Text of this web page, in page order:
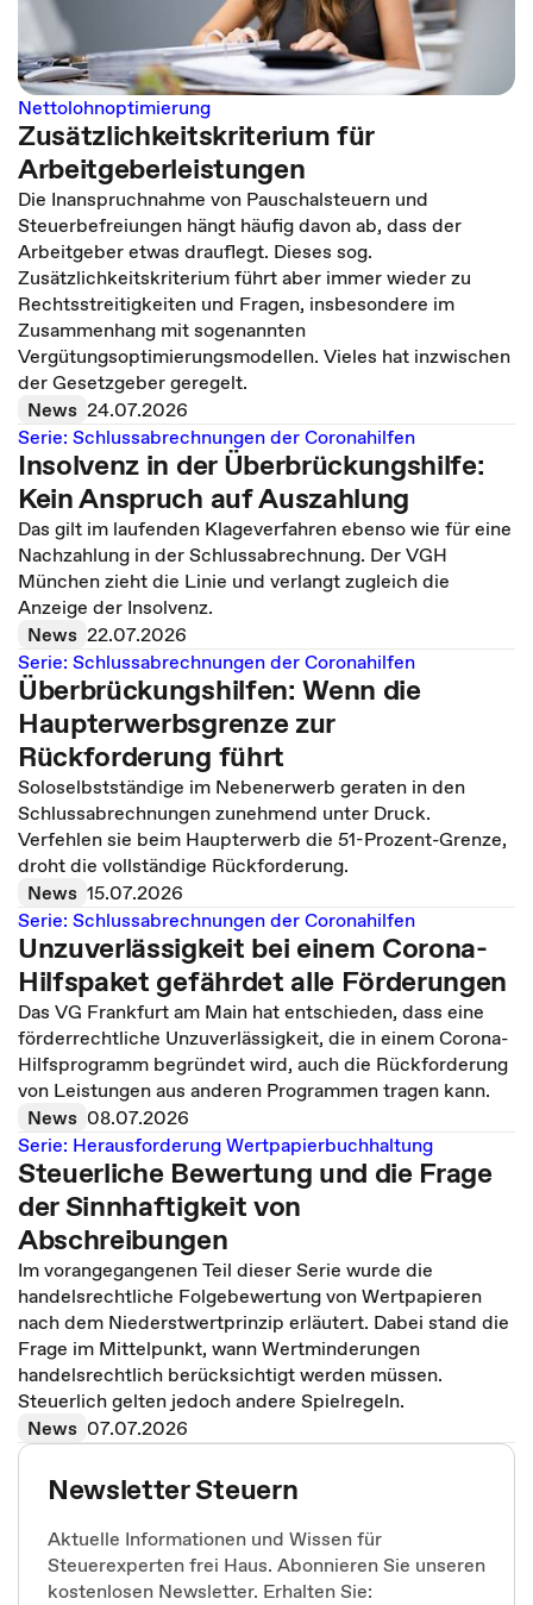
Nettolohnoptimierung
Zusätzlichkeitskriterium für
Arbeitgeberleistungen
Die Inanspruchnahme von Pauschalsteuern und
Steuerbefreiungen hängt häufig davon ab, dass der
Arbeitgeber etwas drauflegt. Dieses sog.
Zusätzlichkeitskriterium führt aber immer wieder zu
Rechtsstreitigkeiten und Fragen, insbesondere im
Zusammenhang mit sogenannten
Vergütungsoptimierungsmodellen. Vieles hat inzwischen
der Gesetzgeber geregelt.
News 24.07.2026
Serie: Schlussabrechnungen der Coronahilfen
Insolvenz in der Überbrückungshilfe:
Kein Anspruch auf Auszahlung
Das gilt im laufenden Klageverfahren ebenso wie für eine
Nachzahlung in der Schlussabrechnung. Der VGH
München zieht die Linie und verlangt zugleich die
Anzeige der Insolvenz.
News 22.07.2026
Serie: Schlussabrechnungen der Coronahilfen
Überbrückungshilfen: Wenn die
Haupterwerbsgrenze zur
Rückforderung führt
Soloselbstständige im Nebenerwerb geraten in den
Schlussabrechnungen zunehmend unter Druck.
Verfehlen sie beim Haupterwerb die 51-Prozent-Grenze,
droht die vollständige Rückforderung.
News 15.07.2026
Serie: Schlussabrechnungen der Coronahilfen
Unzuverlässigkeit bei einem Corona-
Hilfspaket gefährdet alle Förderungen
Das VG Frankfurt am Main hat entschieden, dass eine
förderrechtliche Unzuverlässigkeit, die in einem Corona-
Hilfsprogramm begründet wird, auch die Rückforderung
von Leistungen aus anderen Programmen tragen kann.
News 08.07.2026
Serie: Herausforderung Wertpapierbuchhaltung
Steuerliche Bewertung und die Frage
der Sinnhaftigkeit von
Abschreibungen
Im vorangegangenen Teil dieser Serie wurde die
handelsrechtliche Folgebewertung von Wertpapieren
nach dem Niederstwertprinzip erläutert. Dabei stand die
Frage im Mittelpunkt, wann Wertminderungen
handelsrechtlich berücksichtigt werden müssen.
Steuerlich gelten jedoch andere Spielregeln.
News 07.07.2026
Newsletter Steuern
Aktuelle Informationen und Wissen für
Steuerexperten frei Haus. Abonnieren Sie unseren
kostenlosen Newsletter. Erhalten Sie: